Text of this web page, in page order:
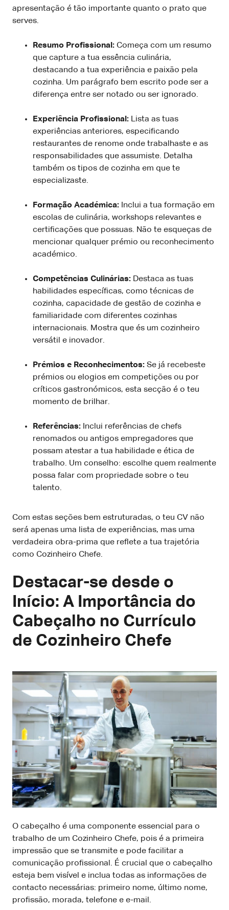
apresentação é tão importante quanto o prato que
serves.
Resumo Profissional: Começa com um resumo
que capture a tua essência culinária,
destacando a tua experiência e paixão pela
cozinha. Um parágrafo bem escrito pode ser a
diferença entre ser notado ou ser ignorado.
Experiência Profissional: Lista as tuas
experiências anteriores, especificando
restaurantes de renome onde trabalhaste e as
responsabilidades que assumiste. Detalha
também os tipos de cozinha em que te
especializaste.
Formação Académica: Inclui a tua formação em
escolas de culinária, workshops relevantes e
certificações que possuas. Não te esqueças de
mencionar qualquer prémio ou reconhecimento
académico.
Competências Culinárias: Destaca as tuas
habilidades específicas, como técnicas de
cozinha, capacidade de gestão de cozinha e
familiaridade com diferentes cozinhas
internacionais. Mostra que és um cozinheiro
versátil e inovador.
Prémios e Reconhecimentos: Se já recebeste
prémios ou elogios em competições ou por
críticos gastronómicos, esta secção é o teu
momento de brilhar.
Referências: Inclui referências de chefs
renomados ou antigos empregadores que
possam atestar a tua habilidade e ética de
trabalho. Um conselho: escolhe quem realmente
possa falar com propriedade sobre o teu
talento.
Com estas seções bem estruturadas, o teu CV não
será apenas uma lista de experiências, mas uma
verdadeira obra-prima que reflete a tua trajetória
como Cozinheiro Chefe.
Destacar-se desde o
Início: A Importância do
Cabeçalho no Currículo
de Cozinheiro Chefe
O cabeçalho é uma componente essencial para o
trabalho de um Cozinheiro Chefe, pois é a primeira
impressão que se transmite e pode facilitar a
comunicação profissional. É crucial que o cabeçalho
esteja bem visível e inclua todas as informações de
contacto necessárias: primeiro nome, último nome,
profissão, morada, telefone e e-mail.